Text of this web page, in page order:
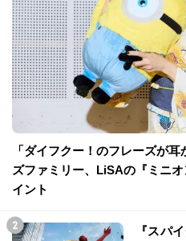
「ダイフクー！のフレーズが
ズファミリー、LiSAの『ミニ
イント
『スパ